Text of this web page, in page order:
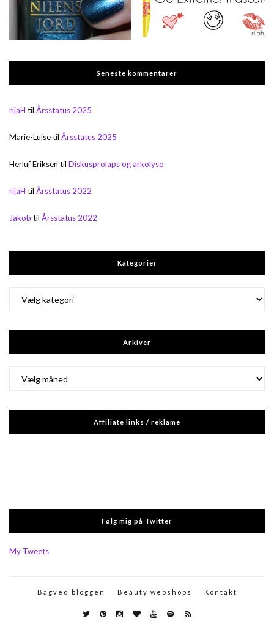
Seneste kommentarer
rijaH til Årsstatus 2025
Marie-Luisetil Årsstatus 2025
Herluf Eriksen til Diskusprolaps og arkolyse
rijaH til Årsstatus 2022
Jakob til Årsstatus 2022
Kategorier
Arkiver
Affiliate links / reklame
Følg mig på Twitter
My Tweets
Bagved bloggen Beauty webshops Kontakt